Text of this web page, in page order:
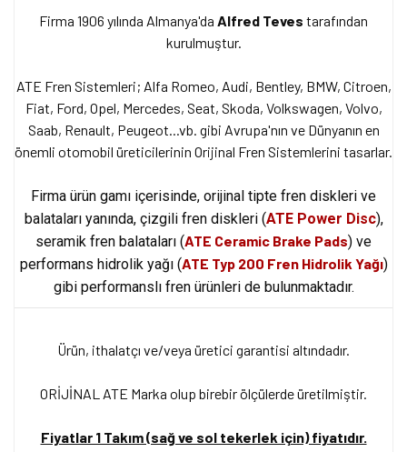
Firma 1906 yılında Almanya'da Alfred Teves tarafından
kurulmuştur.
ATE Fren Sistemleri; Alfa Romeo, Audi, Bentley, BMW, Citroen,
Fiat, Ford, Opel, Mercedes, Seat, Skoda, Volkswagen, Volvo,
Saab, Renault, Peugeot...vb. gibi Avrupa'nın ve Dünyanın en
önemli otomobil üreticilerinin Orijinal Fren Sistemlerini tasarlar.
Firma ürün gamı içerisinde, orijinal tipte fren diskleri ve
balataları yanında, çizgili fren diskleri (ATE Power Disc),
seramik fren balataları (ATE Ceramic Brake Pads) ve
performans hidrolik yağı (ATE Typ 200 Fren Hidrolik Yağı)
gibi performanslı fren ürünleri de bulunmaktadır.
Ürün, ithalatçı ve/veya üretici garantisi altındadır.
ORİJİNAL ATE Marka olup birebir ölçülerde üretilmiştir.
Fiyatlar 1 Takım (sağ ve sol tekerlek için) fiyatıdır.